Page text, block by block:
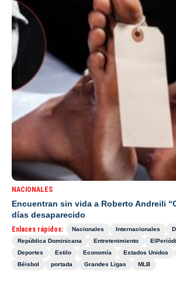
NACIONALES
Encuentran sin vida a Roberto Andreili
días desaparecido
Enlaces rápidos: Nacionales Internacionales
República Dominicana
Entretenimiento
Deportes
Estilo Economía Estados Unidos
Béisbol
portada Grandes Ligas MLB